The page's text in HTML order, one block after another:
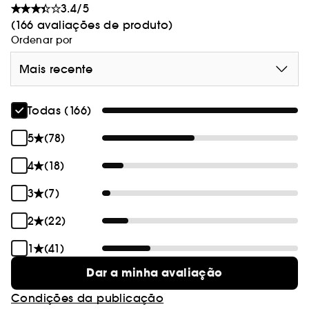
e Butta Drop!)
Sabe mais sobre Clean at Sephora(AQUÍ)
Vegan :Produtos fabricados com ingredientes de
origem natural.
3.4/5
(166 avaliações de produto)
Ordenar por
Mais recente
Todas (166)
5
(78)
4
(18)
3
(7)
2
(22)
1
(41)
Dar a minha avaliação
Condições da publicação